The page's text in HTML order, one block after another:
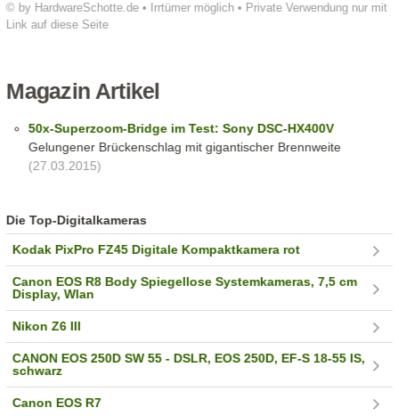
© by HardwareSchotte.de • Irrtümer möglich • Private Verwendung nur mit
Link auf diese Seite
Magazin Artikel
50x-Superzoom-Bridge im Test: Sony DSC-HX400V
Gelungener Brückenschlag mit gigantischer Brennweite
(27.03.2015)
Die Top-Digitalkameras
Kodak PixPro FZ45 Digitale Kompaktkamera rot
Canon EOS R8 Body Spiegellose Systemkameras, 7,5 cm
Display, Wlan
Nikon Z6 III
CANON EOS 250D SW 55 - DSLR, EOS 250D, EF-S 18-55 IS,
schwarz
Canon EOS R7